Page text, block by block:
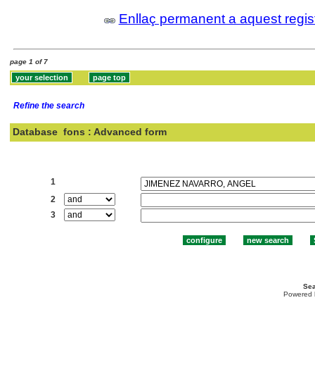
Enllaç permanent a aquest
page 1 of 7
Refine the search
Database fons : Advanced form
1
2
3